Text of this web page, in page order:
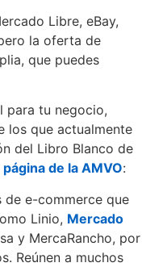
Libre, eBay,
la oferta de
que puedes
para tu negocio,
los que actualmente
del Libro Blanco de
página de la AMVO:
de e-commerce que
Linio, Mercado
y MercaRancho, por
Reúnen a muchos